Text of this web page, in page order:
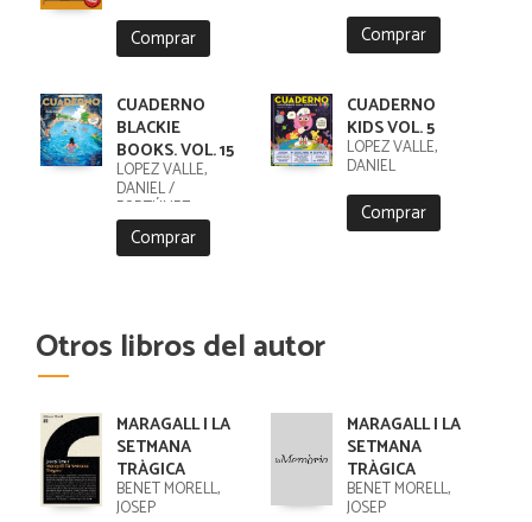
Comprar Comprar
CUADERNO
BLACKIE
BOOKS. VOL. 15
LÓPEZ VALLE,
DANIEL /
FORTÚNEZ,
CRISTOBAL
Comprar
CUADERNO
KIDS VOL. 5
LÓPEZ VALLE,
DANIEL
Comprar
Otros libros del autor
MARAGALL I LA
SETMANA
TRÀGICA
BENET MORELL,
JOSEP
MARAGALL I LA
SETMANA
TRÀGICA
BENET MORELL,
JOSEP